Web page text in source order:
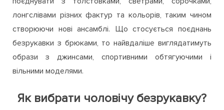
лонгслівами різних фактур та кольорів, таким чином
створюючи нові ансамблі. Що стосується поєднань
безрукавки з брюками, то найвдаліше виглядатимуть
образи з джинсами, спортивними обтягуючими і
вільними моделями.
Як вибрати чоловічу безрукавку?